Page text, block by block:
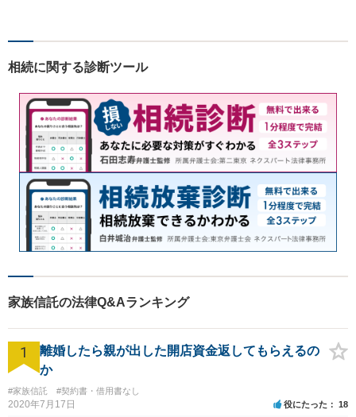
とまずはご相談ください！
能】
相続に関する診断ツール
家族信託の法律Q&Aランキング
1
離婚したら親が出した開店資金返してもらえるの
か
#家族信託 #契約書・借用書なし
2020年7月17日 役にたった 18